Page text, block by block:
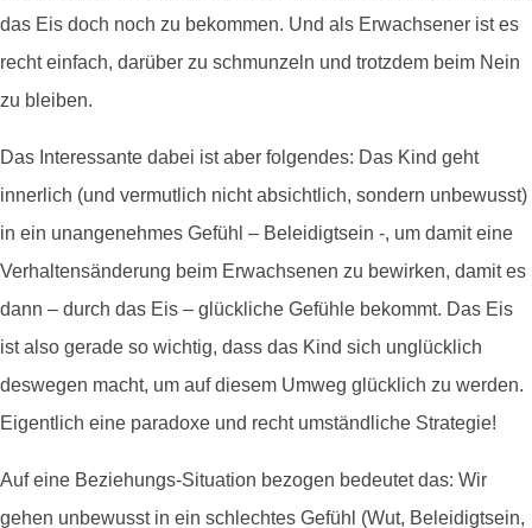
das Eis doch noch zu bekommen. Und als Erwachsener ist es
recht einfach, darüber zu schmunzeln und trotzdem beim Nein
zu bleiben.
Das Interessante dabei ist aber folgendes: Das Kind geht
innerlich (und vermutlich nicht absichtlich, sondern unbewusst)
in ein unangenehmes Gefühl – Beleidigtsein -, um damit eine
Verhaltensänderung beim Erwachsenen zu bewirken, damit es
dann – durch das Eis – glückliche Gefühle bekommt. Das Eis
ist also gerade so wichtig, dass das Kind sich unglücklich
deswegen macht, um auf diesem Umweg glücklich zu werden.
Eigentlich eine paradoxe und recht umständliche Strategie!
Auf eine Beziehungs-Situation bezogen bedeutet das: Wir
gehen unbewusst in ein schlechtes Gefühl (Wut, Beleidigtsein,